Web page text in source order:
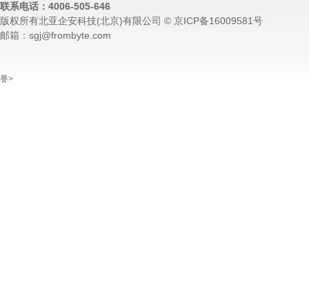
联系电话：4006-505-646
版权所有北亚企安科技(北京)有限公司 © 京ICP备16009581号
邮箱：sgj@frombyte.com
謈>